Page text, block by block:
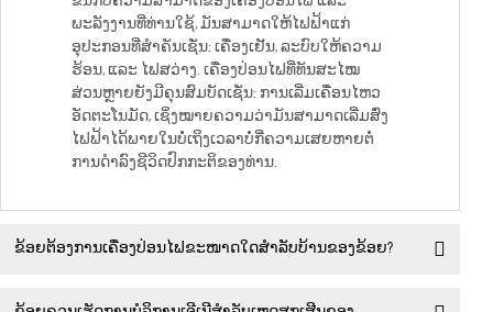
ພະລັງງານທີ່ທ່ານໃຊ້, ມັນສາມາດໃຫ້ໄຟຟ້າແກ່
ອຸປະກອນທີ່ສຳຄັນເຊັ່ນ: ເຄື່ອງເຢັນ, ລະບົບໃຫ້ຄວາມ
ຮ້ອນ, ແລະ ໄຟສວ່າງ. ເຄື່ອງປ່ອນໄຟທີ່ທັນສະໄໝ
ສ່ວນຫຼາຍຍັງມີຄຸນສົມບັດເຊັ່ນ: ການເລີ່ມເຄື່ອນໄຫວ
ອັດຕະໂນມັດ, ເຊິ່ງໝາຍຄວາມວ່າມັນສາມາດເລີ່ມສົ່ງ
ໄຟຟ້າໄດ້ພາຍໃນບໍ່ເຖິງເວລາບໍ່ກີ່ຄວາມເສຍຫາຍຕໍ່
ການດຳລົງຊີວິດປົກກະຕິຂອງທ່ານ.
ຂ້ອຍຕ້ອງການເຄື່ອງປ່ອນໄຟຂະໜາດໃດສຳລັບບ້ານຂອງຂ້ອຍ?